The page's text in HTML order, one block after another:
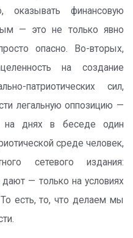
оказывать финансовую
— это не только явно
опасно. Во-вторых,
на создание
патриотических сил,
легальную оппозицию —
днях в беседе один
среде человек,
сетевого издания:
— только на условиях
есть, то, что делаем мы